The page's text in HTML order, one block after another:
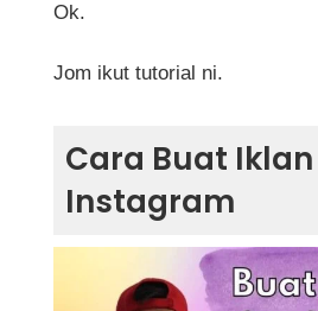
Ok.
Jom ikut tutorial ni.
Cara Buat
Instagram